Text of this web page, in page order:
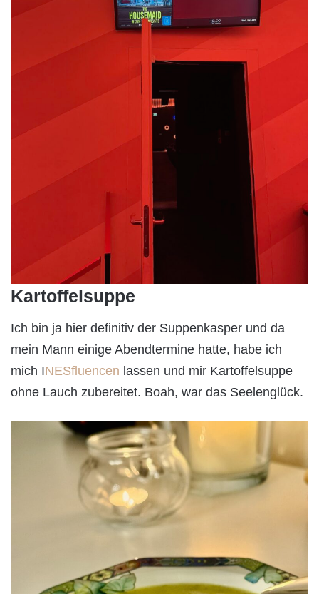
Kartoffelsuppe
Ich bin ja hier definitiv der Suppenkasper und da
mein Mann einige Abendtermine hatte, habe ich
mich INESfluencen lassen und mir Kartoffelsuppe
ohne Lauch zubereitet. Boah, war das Seelenglück.